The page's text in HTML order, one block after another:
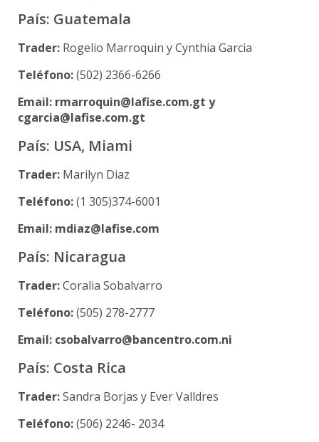
País: Guatemala
Trader: Rogelio Marroquin y Cynthia Garcia
Teléfono:(502) 2366-6266
Email: rmarroquin@lafise.com.gt y
cgarcia@lafise.com.gt
País: USA, Miami
Trader: Marilyn Diaz
Teléfono:(1 305)374-6001
Email: mdiaz@lafise.com
País: Nicaragua
Trader:Coralia Sobalvarro
Teléfono:(505) 278-2777
Email: csobalvarro@bancentro.com.ni
País: Costa Rica
Trader:Sandra Borjas y Ever Valldres
Teléfono:(506) 2246- 2034